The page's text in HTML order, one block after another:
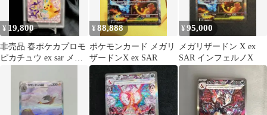
¥ 19,800
非売品 春ポケカプロモ
ピカチュウ ex sar メガ
¥88,888
ポケモンカード メガリ
ザードンX ex SAR
¥95,000
メガリザードン X ex
SAR インフェルノX